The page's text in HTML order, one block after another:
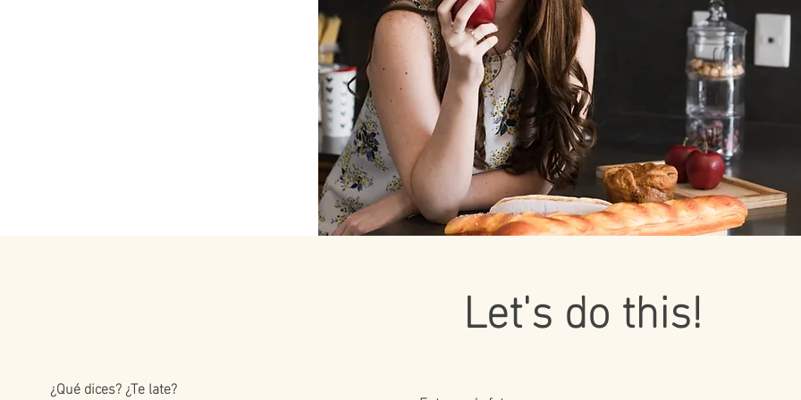
¿Qué dices? ¿Te late?
Let's do this!